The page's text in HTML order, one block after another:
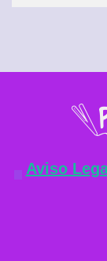
Aviso